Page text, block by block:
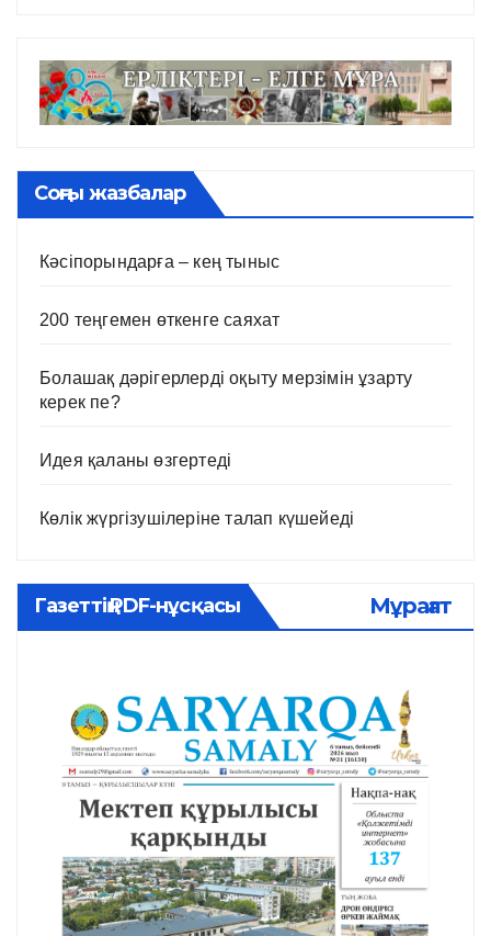
Соңғы жазбалар
Кәсіпорындарға – кең тыныс
200 теңгемен өткенге саяхат
Болашақ дәрігерлерді оқыту мерзімін ұзарту
керек пе?
Идея қаланы өзгертеді
Көлік жүргізушілеріне талап күшейеді
Газеттің PDF-нұсқасы Мұрағат